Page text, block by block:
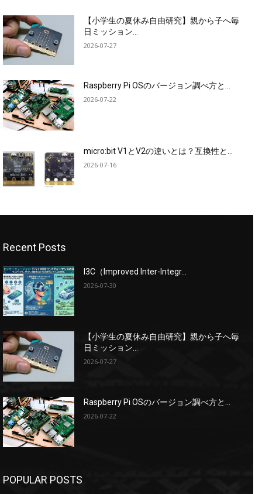
【小学生の夏休み自由研究】親から子へ毎
日ミッション...
2026-07-27
Raspberry Pi OSのバージョン調べ方と...
2026-07-22
micro:bit V1とV2の違いとは？互換性と...
2026-07-16
Recent Posts
I3C（Improved Inter-Integr...
2026-07-30
【小学生の夏休み自由研究】親から子へ毎
日ミッション...
2026-07-27
Raspberry Pi OSのバージョン調べ方と...
2026-07-22
POPULAR POSTS